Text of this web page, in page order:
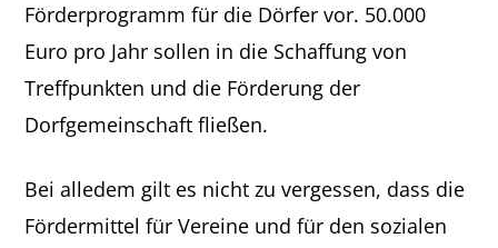
Förderprogramm für die Dörfer vor. 50.000
Euro pro Jahr sollen in die Schaffung von
Treffpunkten und die Förderung der
Dorfgemeinschaft fließen.
Bei alledem gilt es nicht zu vergessen, dass die
Fördermittel für Vereine und für den sozialen